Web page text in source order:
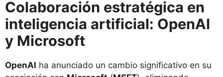
Colaboración estratégica en
inteligencia artificial: OpenAI
y Microsoft
OpenAI ha anunciado un cambio significativo en su